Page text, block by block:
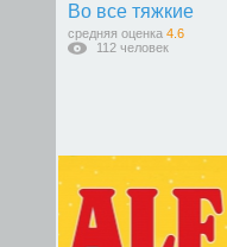
Во все тяжкие
средняя оценка 4.6
112 человек